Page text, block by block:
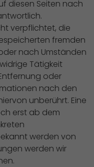
diesen Seiten nach
verpflichtet, die
fremden
nach Umständen
Tätigkeit
oder
nach den
unberührt. Eine
erst ab dem
werden von
werden wir